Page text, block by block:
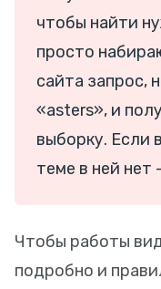
чтобы найти
просто
сайта запрос,
«asters», и
выборку. Если
теме в ней нет
Чтобы работы
подробно и